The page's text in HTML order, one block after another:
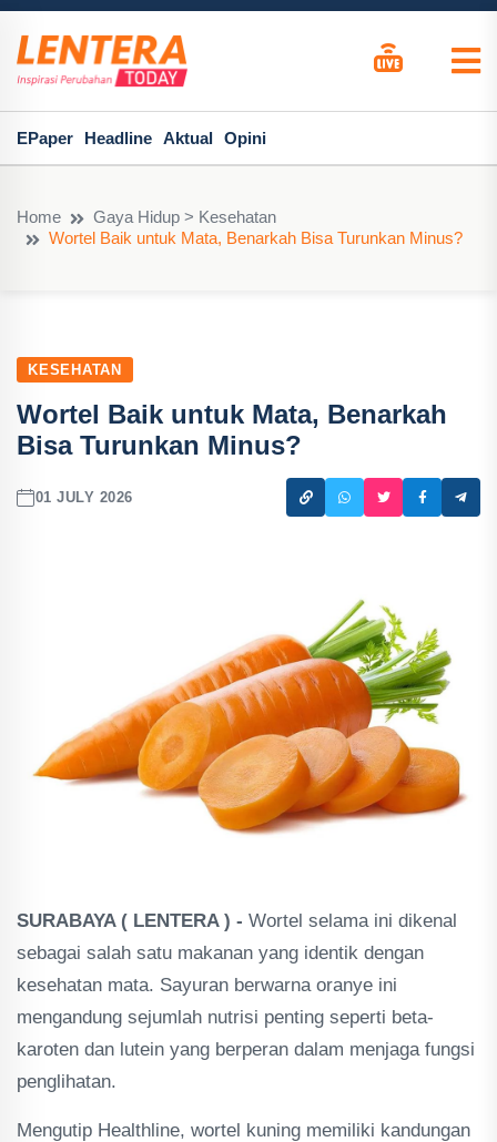
EPaper Headline Aktual Opini
Home
Gaya Hidup > Kesehatan
Wortel Baik untuk Mata, Benarkah Bisa Turunkan Minus?
KESEHATAN
Wortel Baik untuk Mata, Benarkah
Bisa Turunkan Minus?
01 JULY 2026
SURABAYA ( LENTERA ) - Wortel selama ini dikenal
sebagai salah satu makanan yang identik dengan
kesehatan mata. Sayuran berwarna oranye ini
mengandung sejumlah nutrisi penting seperti beta-
karoten dan lutein yang berperan dalam menjaga fungsi
penglihatan.
Mengutip Healthline, wortel kuning memiliki kandungan